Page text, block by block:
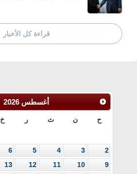
قراءة كل الأخبار
أغسطس 2026
ح ن ث ر خ
2
3
4
5
6
9
10
11
12
13